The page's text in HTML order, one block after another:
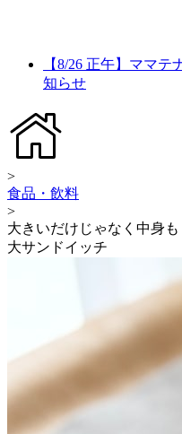
【8/26 正午】ママテ
知らせ
>
食品・飲料
>
大きいだけじゃなく中身
大サンドイッチ